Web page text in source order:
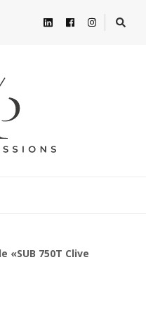
«SUB 750T Clive